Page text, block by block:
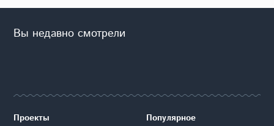
Вы недавно смотрели
Проекты
Популярное